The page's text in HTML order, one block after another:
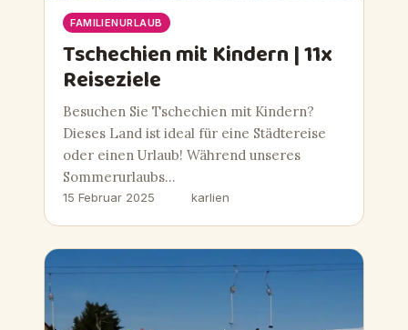
FAMILIENURLAUB
Tschechien mit Kindern | 11x
Reiseziele
Besuchen Sie Tschechien mit Kindern?
Dieses Land ist ideal für eine Städtereise
oder einen Urlaub! Während unseres
Sommerurlaubs…
15 Februar 2025 karlien